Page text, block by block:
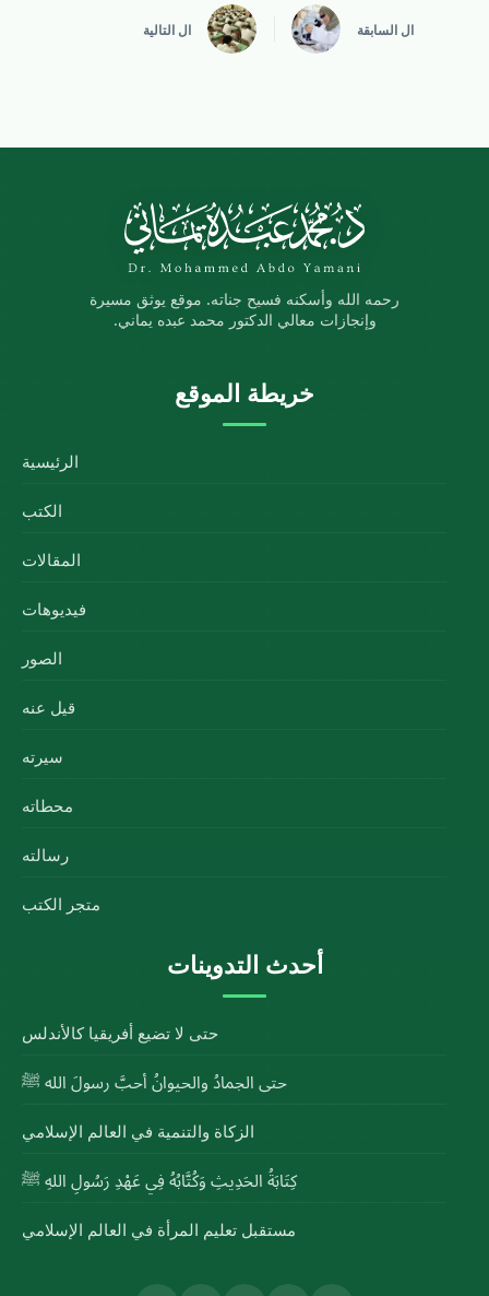
ال السابقة ال التالية
رحمه الله وأسكنه فسيح جناته. موقع يوثق مسيرة
وإنجازات معالي الدكتور محمد عبده يماني.
خريطة الموقع
الرئيسية
الكتب
المقالات
فيديوهات
الصور
قيل عنه
سيرته
محطاته
رسالته
متجر الكتب
أحدث التدوينات
حتى لا تضيع أفريقيا كالأندلس
حتى الجمادُ والحيوانُ أحبَّ رسولَ الله ﷺ
الزكاة والتنمية في العالم الإسلامي
كِتَابَةُ الحَدِيثِ وَكُتَّابُهُ فِي عَهْدِ رَسُولِ اللهِ ﷺ
مستقبل تعليم المرأة في العالم الإسلامي